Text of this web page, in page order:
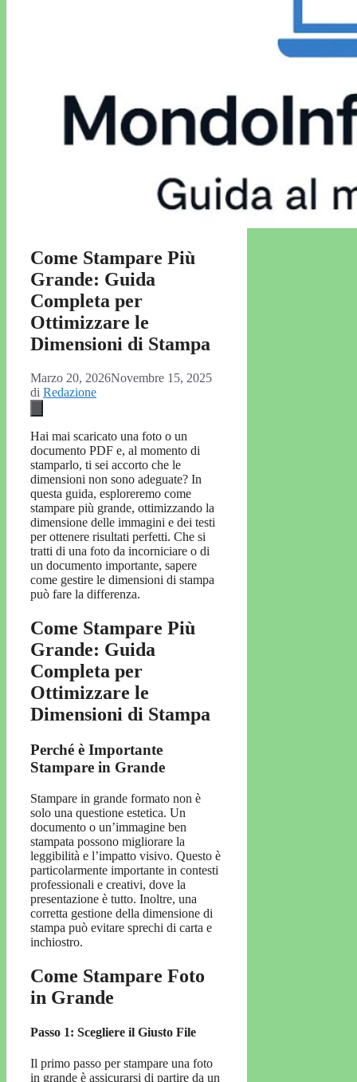
Come Stampare Più
Grande: Guida
Completa per
Ottimizzare le
Dimensioni di Stampa
Marzo 20, 2026Novembre 15, 2025
di Redazione
Hai mai scaricato una foto o un
documento PDF e, al momento di
stamparlo, ti sei accorto che le
dimensioni non sono adeguate? In
questa guida, esploreremo come
stampare più grande, ottimizzando la
dimensione delle immagini e dei testi
per ottenere risultati perfetti. Che si
tratti di una foto da incorniciare o di
un documento importante, sapere
come gestire le dimensioni di stampa
può fare la differenza.
Come Stampare Più
Grande: Guida
Completa per
Ottimizzare le
Dimensioni di Stampa
Perché è Importante
Stampare in Grande
Stampare in grande formato non è
solo una questione estetica. Un
documento o un’immagine ben
stampata possono migliorare la
leggibilità e l’impatto visivo. Questo è
particolarmente importante in contesti
professionali e creativi, dove la
presentazione è tutto. Inoltre, una
corretta gestione della dimensione di
stampa può evitare sprechi di carta e
inchiostro.
Come Stampare Foto
in Grande
Passo 1: Scegliere il Giusto File
Il primo passo per stampare una foto
in grande è assicurarsi di partire da un